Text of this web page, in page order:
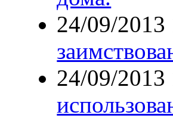
24/09/2013
24/09/2013